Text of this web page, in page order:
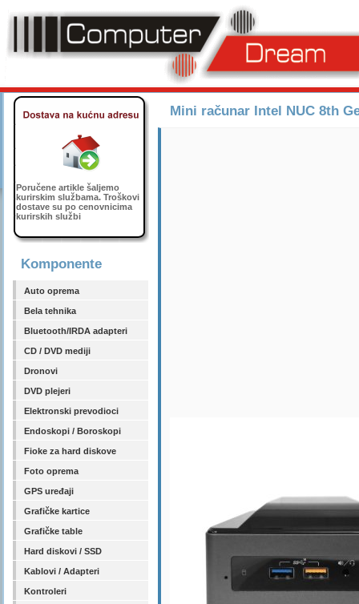
Poručene artikle šaljemo
kurirskim službama. Troškovi
dostave su po cenovnicima
kurirskih službi
Komponente
Auto oprema
Bela tehnika
Bluetooth/IRDA adapteri
CD / DVD mediji
Dronovi
DVD plejeri
Elektronski prevodioci
Endoskopi / Boroskopi
Fioke za hard diskove
Foto oprema
GPS uređaji
Grafičke kartice
Grafičke table
Hard diskovi / SSD
Kablovi / Adapteri
Kontroleri
Mini računar Intel NUC 8th